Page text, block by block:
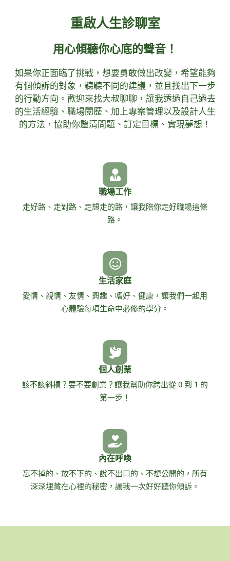
重啟人生診聊室
用心傾聽你心底的聲音！
如果你正面臨了挑戰，想要勇敢做出改變，希望能夠
有個傾訴的對象，聽聽不同的建議，並且找出下一步
的行動方向。歡迎來找大叔聊聊，讓我透過自己過去
的生活經驗、職場閱歷、加上專案管理以及設計人生
的方法，協助你釐清問題、訂定目標、實現夢想！
職場工作
走好路、走對路、走想走的路，讓我陪你走好職場這條
路。
生活家庭
愛情、親情、友情、興趣、嗜好、健康，讓我們一起用
心體驗每項生命中必修的學分。
個人創業
該不該斜槓？要不要創業？讓我幫助你跨出從 0 到 1 的
第一步！
內在呼喚
忘不掉的、放不下的、說不出口的、不想公開的，所有
深深埋藏在心裡的秘密，讓我一次好好聽你傾訴。